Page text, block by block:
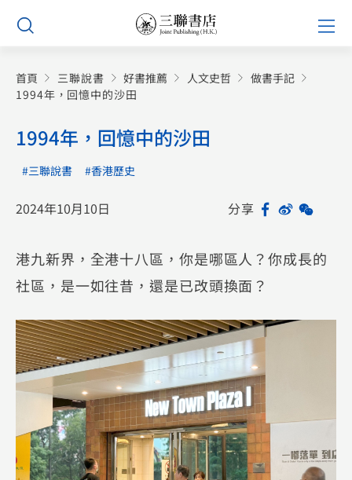
Skip
首頁 三聯說書 好書推薦 人文史哲
做書手記
1994年，回憶中的沙田
1994年，回憶中的沙田
#三聯說書 #香港歷史
2024年10月10日 分享 Facebook
Sina
港九新界，全港十八區，你是哪區人？你成長的
社區，是一如往昔，還是已改頭換面？